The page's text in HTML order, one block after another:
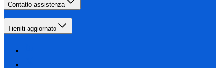
Contatto assistenza
Tieniti aggiornato